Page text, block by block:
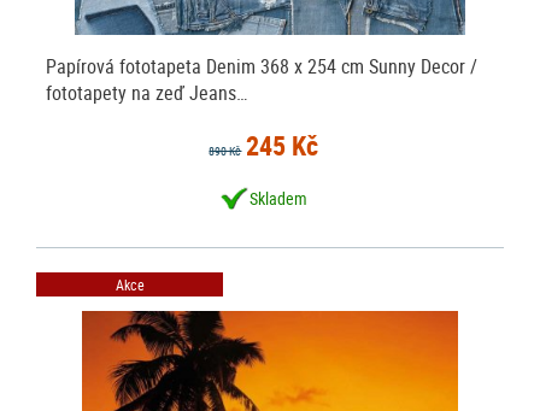
Papírová fototapeta Denim 368 x 254 cm Sunny Decor /
fototapety na zeď Jeans…
890 Kč 245 Kč
Skladem
Akce